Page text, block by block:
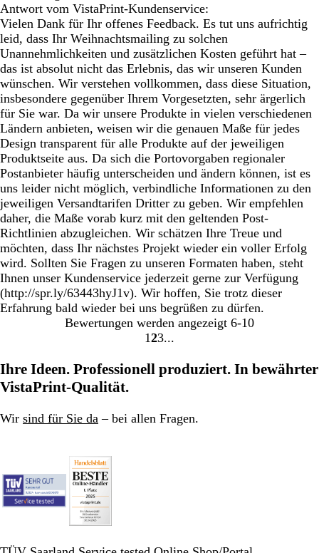
Antwort vom VistaPrint-Kundenservice:
Vielen Dank für Ihr offenes Feedback. Es tut uns aufrichtig
leid, dass Ihr Weihnachtsmailing zu solchen
Unannehmlichkeiten und zusätzlichen Kosten geführt hat –
das ist absolut nicht das Erlebnis, das wir unseren Kunden
wünschen. Wir verstehen vollkommen, dass diese Situation,
insbesondere gegenüber Ihrem Vorgesetzten, sehr ärgerlich
für Sie war. Da wir unsere Produkte in vielen verschiedenen
Ländern anbieten, weisen wir die genauen Maße für jedes
Design transparent für alle Produkte auf der jeweiligen
Produktseite aus. Da sich die Portovorgaben regionaler
Postanbieter häufig unterscheiden und ändern können, ist es
uns leider nicht möglich, verbindliche Informationen zu den
jeweiligen Versandtarifen Dritter zu geben. Wir empfehlen
daher, die Maße vorab kurz mit den geltenden Post-
Richtlinien abzugleichen. Wir schätzen Ihre Treue und
möchten, dass Ihr nächstes Projekt wieder ein voller Erfolg
wird. Sollten Sie Fragen zu unseren Formaten haben, steht
Ihnen unser Kundenservice jederzeit gerne zur Verfügung
(http://spr.ly/63443hyJ1v). Wir hoffen, Sie trotz dieser
Erfahrung bald wieder bei uns begrüßen zu dürfen.
Bewertungen werden angezeigt 6-10
Gehe
Seite
1 Gehe
Seite
2Gehe
Seite
3
Ihre Ideen. Professionell produziert. In bewährter
VistaPrint-Qualität.
Wir sind für Sie da – bei allen Fragen.